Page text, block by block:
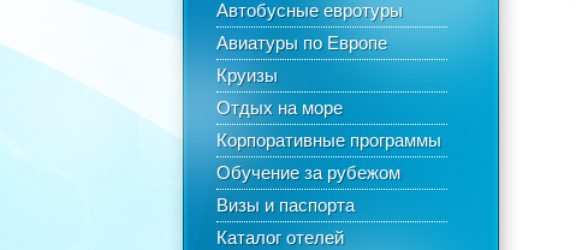
Автобусные евротуры
Авиатуры по Европе
Круизы
Отдых на море
Корпоративные программы
Обучение за рубежом
Визы и паспорта
Каталог отелей